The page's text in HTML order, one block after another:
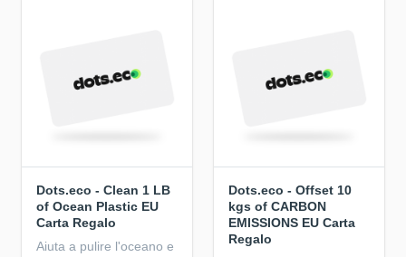
Dots.eco - Clean 1 LB
of Ocean Plastic EU
Carta Regalo
Aiuta a pulire l'oceano e
Dots.eco - Offset 10
kgs of CARBON
EMISSIONS EU Carta
Regalo